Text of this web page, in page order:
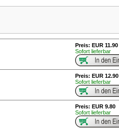
Preis: EUR 11.90
Sofort lieferbar
Preis: EUR 12.90
Sofort lieferbar
Preis: EUR 9.80
Sofort lieferbar